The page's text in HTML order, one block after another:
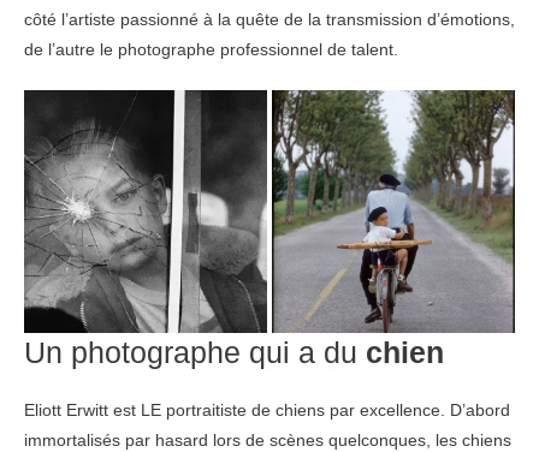
côté l’artiste passionné à la quête de la transmission d’émotions,
de l’autre le photographe professionnel de talent.
Un photographe qui a du chien
Eliott Erwitt est LE portraitiste de chiens par excellence. D’abord
immortalisés par hasard lors de scènes quelconques, les chiens